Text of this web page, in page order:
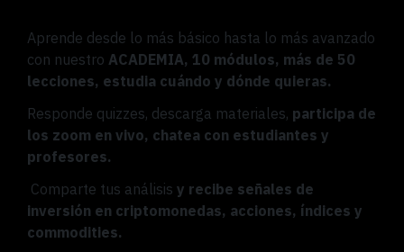
Aprende desde lo más básico hasta lo más avanzado
con nuestro ACADEMIA, 10 módulos, más de 50
lecciones, estudia cuándo y dónde quieras.
Responde quizzes, descarga materiales, participa de
los zoom en vivo, chatea con estudiantes y
profesores.
Comparte tus análisis y recibe señales de
inversión en criptomonedas, acciones, índices y
commodities.